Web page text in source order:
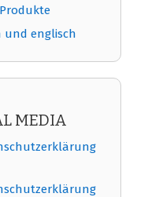
und englisch
MEDIA